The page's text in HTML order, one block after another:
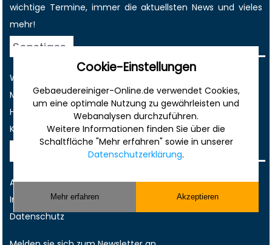
wichtige Termine, immer dieaktuellsten News und vieles
mehr!
Sonstiges
Werbung
Musterverträge und Vorlagen
Hilfe
Kontakt
AGB
Impressum
Datenschutz
Cookie-Einstellungen
Gebaeudereiniger-Online.de verwendet Cookies,
um eine optimale Nutzung zu gewährleisten und
Webanalysen durchzuführen.
Weitere Informationen finden Sie über die
Schaltfläche "Mehr erfahren" sowie in unserer
Datenschutzerklärung.
Mehr erfahren Akzeptieren